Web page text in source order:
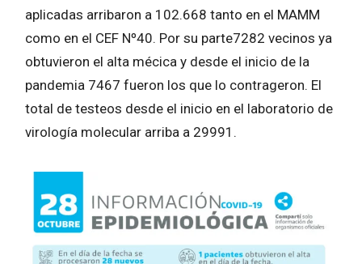
aplicadas arribaron a 102.668 tanto en el MAMM
como en el CEF Nº40. Por su parte7282 vecinos ya
obtuvieron el alta mécica y desde el inicio de la
pandemia 7467 fueron los que lo contrageron. El
total de testeos desde el inicio en el laboratorio de
virología molecular arriba a 29991.